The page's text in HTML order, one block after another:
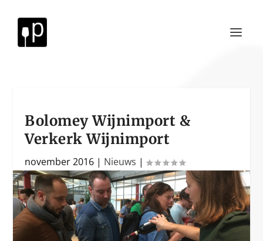
Bolomey Wijnimport &
Verkerk Wijnimport
november 2016 | Nieuws |